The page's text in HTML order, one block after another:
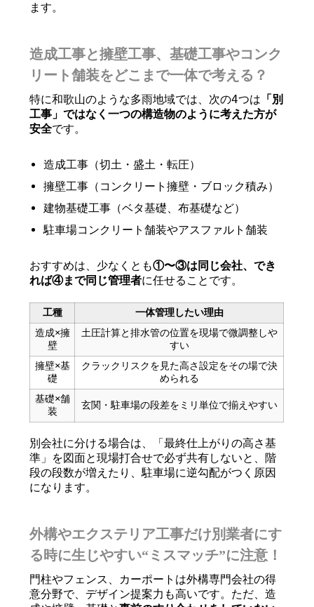
ます。
造成工事と擁壁工事、基礎工事やコンク
リート舗装をどこまで一体で考える？
特に和歌山のような多雨地域では、次の4つは 「別
工事」ではなく一つの構造物のように考えた方が
安全です。
造成工事（切土・盛土・転圧）
擁壁工事（コンクリート擁壁・ブロック積み）
建物基礎工事（ベタ基礎、布基礎など）
駐車場コンクリート舗装やアスファルト舗装
おすすめは、少なくとも①〜③は同じ会社、でき
れば④まで同じ管理者に任せることです。
工種
一体管理したい理由
造成×擁
壁
土圧計算と排水管の位置を現場で微調整しや
すい
擁壁×基
礎
クラックリスクを見た高さ設定をその場で決
められる
基礎×舗
装
玄関・駐車場の段差をミリ単位で揃えやすい
別会社に分ける場合は、「最終仕上がりの高さ基
準」を図面と現場打合せで必ず共有しないと、階
段の段数が増えたり、駐車場に逆勾配がつく原因
になります。
外構やエクステリア工事だけ別業者にす
る時に生じやすい“ミスマッチ”に注意！
門柱やフェンス、カーポートは外構専門会社の得
意分野で、デザイン提案力も高いです。ただ、造